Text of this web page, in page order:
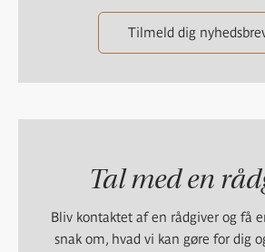
Tilmeld dig
Tal med en
Bliv kontaktet af en rådgiver og få
snak om, hvad vi kan gøre for dig